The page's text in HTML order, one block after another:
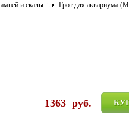
и скалы Грот для аквариума
1363 руб.